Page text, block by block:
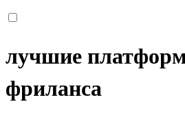
лучшие
фриланса